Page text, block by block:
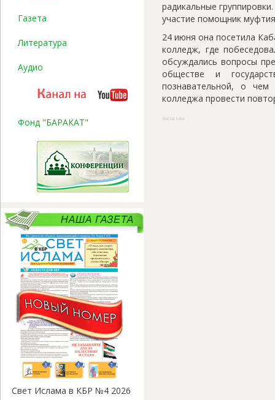
Газета
Литература
Аудио
Фонд "БАРАКАТ"
Свет Ислама в КБР №4 2026
радикальные
участие помощник
24 июня она посетила
колледж, где
обсуждались вопросы
обществе и
познавательной, о чем
колледжа провести
Social Like